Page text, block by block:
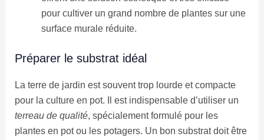
pour cultiver un grand nombre de plantes sur une
surface murale réduite.
Préparer le substrat idéal
La terre de jardin est souvent trop lourde et compacte
pour la culture en pot. Il est indispensable d’utiliser un
terreau de qualité, spécialement formulé pour les
plantes en pot ou les potagers. Un bon substrat doit être